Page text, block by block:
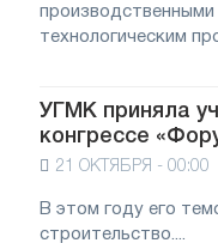
производственными
технологическим
УГМК приняла
конгрессе
21 ОКТЯБРЯ - 00:00
В этом году его
строительство....